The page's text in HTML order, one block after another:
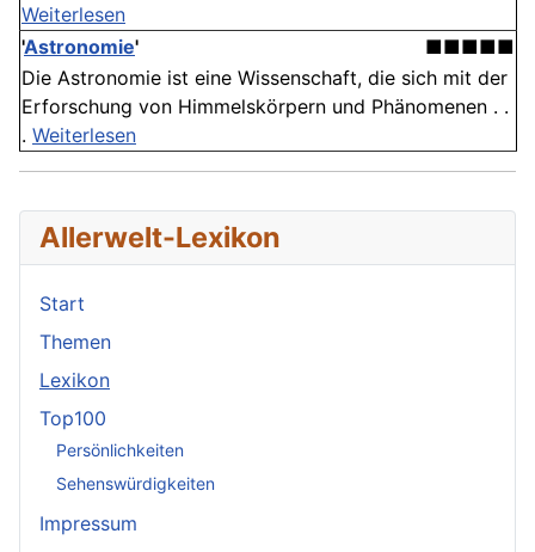
Weiterlesen
'Astronomie'
■■■■■
Die Astronomie ist eine Wissenschaft, die sich mit der
Erforschung von Himmelskörpern und Phänomenen . .
. Weiterlesen
Allerwelt-Lexikon
Start
Themen
Lexikon
Top100
Persönlichkeiten
Sehenswürdigkeiten
Impressum